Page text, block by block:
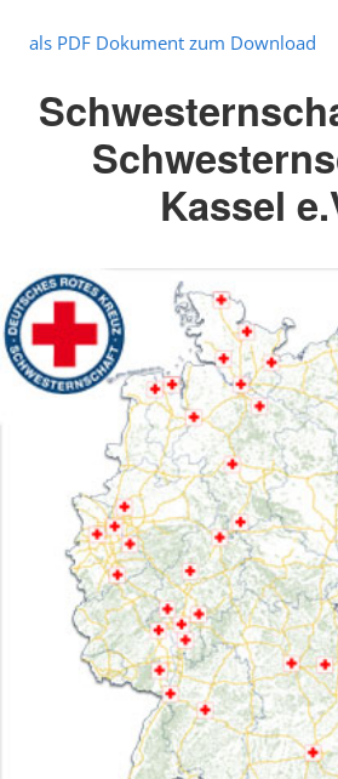
als PDF Dokument zum Download
Kassel